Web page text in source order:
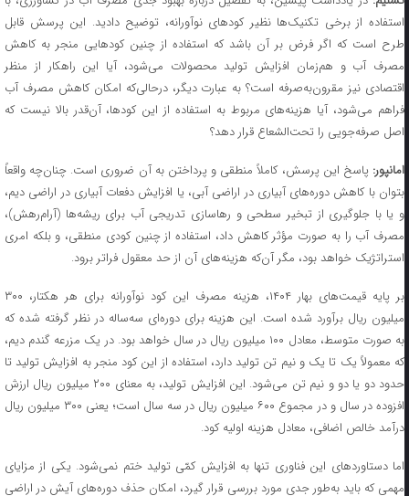
استفاده از برخی تکنیک‌ها نظیر کودهای نوآورانه، توضیح دادید. این پرسش قابل
طرح است که اگر فرض بر آن باشد که استفاده از چنین کودهایی منجر به کاهش
مصرف آب و هم‌زمان افزایش تولید محصولات می‌شود، آیا این راهکار از منظر
اقتصادی نیز مقرون‌به‌صرفه است؟ به عبارت دیگر، درحالی‌که امکان کاهش مصرف آب
فراهم می‌شود، آیا هزینه‌های مربوط به استفاده از این کودها، آن‌قدر بالا نیست که
اصل صرفه‌جویی را تحت‌الشعاع قرار دهد؟
امانپور: پاسخ این پرسش، کاملاً منطقی و پرداختن به آن ضروری است. چنان‌چه واقعاً
بتوان با کاهش دوره‌های آبیاری در اراضی آبی، یا افزایش دفعات آبیاری در اراضی دیم،
و یا با جلوگیری از تبخیر سطحی و رهاسازی تدریجی آب برای ریشه‌ها (آرام‌رهش)،
مصرف آب را به صورت مؤثر کاهش داد، استفاده از چنین کودی منطقی، و بلکه امری
استراتژیک خواهد بود، مگر آن‌که هزینه‌های آن از حد معقول فراتر برود.
بر پایه قیمت‌های بهار ۱۴۰۴، هزینه مصرف این کود نوآورانه برای هر هکتار، ۳۰۰
میلیون ریال برآورد شده است. این هزینه برای دوره‌ای سه‌ساله در نظر گرفته شده که
به صورت متوسط، معادل ۱۰۰ میلیون ریال در سال خواهد بود. در یک مزرعه گندم دیم،
که معمولاً یک تا یک و نیم تن تولید دارد، استفاده از این کود منجر به افزایش تولید تا
حدود دو یا دو و نیم تن می‌شود. این افزایش تولید، به معنای ۲۰۰ میلیون ریال ارزش
افزوده در سال و در مجموع ۶۰۰ میلیون ریال در سه سال است؛ یعنی ۳۰۰ میلیون ریال
درآمد خالص اضافی، معادل هزینه اولیه کود.
اما دستاوردهای این فناوری تنها به افزایش کمّی تولید ختم نمی‌شود. یکی از مزایای
مهمی که باید به‌طور جدی مورد بررسی قرار گیرد، امکان حذف دوره‌های آیش در اراضی